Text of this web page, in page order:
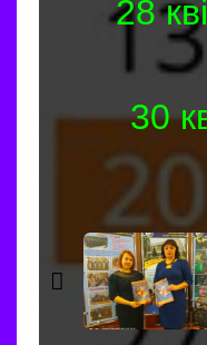
28
30